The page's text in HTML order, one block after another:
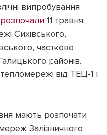
випробування
розпочали 11 травня.
Сихівського,
частково
районів.
від ТЕЦ-1 і
мають розпочати
Залізничного